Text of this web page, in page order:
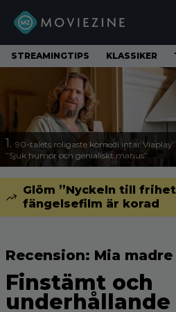
STREAMINGTIPS KLASSIKER
1. 90-talets roligaste komedi intar Viaplay:
”Sjuk humor och genialiskt manus”
Glöm ”Nyckeln till
fängelsefilm är korad
Recension: Mia madre
Finstämt och